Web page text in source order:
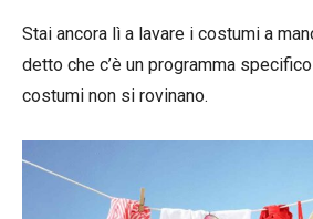
Stai ancora lì a lavare i costumi a
detto che c’è un programma
costumi non si rovinano.